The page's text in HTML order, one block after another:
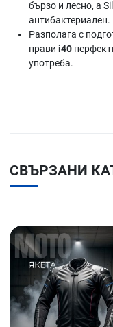
бързо и лесно, а
антибактериален.
Разполага с
прави i40
употреба.
СВЪРЗАНИ